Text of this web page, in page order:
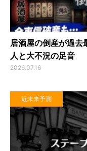
居酒屋の倒産が過
人と大不況の足音
2026.07.16
近未来予測